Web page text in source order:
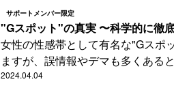
サポートメンバー限定
"Gスポット"の真実 〜科学的に徹
女性の性感帯として有名な"Gスポ
ますが、誤情報やデマも多くある
2024.04.04